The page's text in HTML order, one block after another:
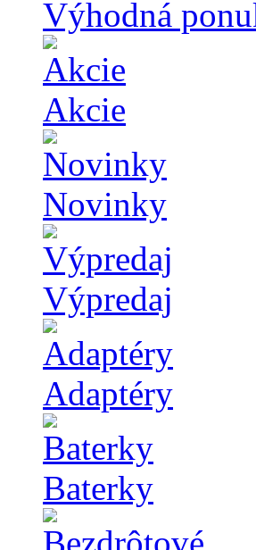
Výhodná
Akcie
Novinky
Výpredaj
Adaptéry
Baterky